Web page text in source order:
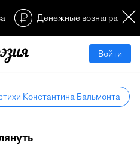
Денежные
Войти
Константина Бальмонта